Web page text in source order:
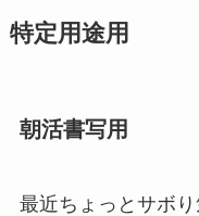
特定用途用
朝活書写用
最近ちょっとサボり